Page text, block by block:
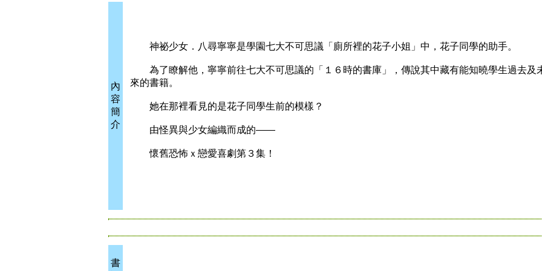
內
容
簡
介
神祕少女．八尋寧寧是學園七大不可思議「廁所裡的花子小姐」中，花子同學的助手。
為了瞭解他，寧寧前往七大不可思議的「１６時的書庫」，傳說其中藏有能知曉學生過去及
來的書籍。
她在那裡看見的是花子同學生前的模樣？
由怪異與少女編織而成的——
懷舊恐怖ｘ戀愛喜劇第３集！
書